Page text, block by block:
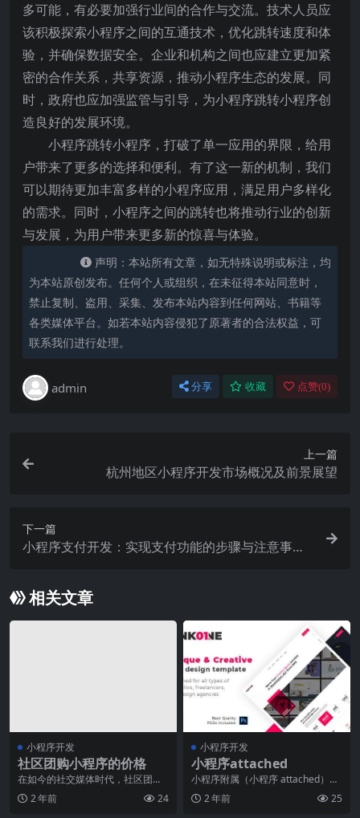
多可能，有必要加强行业间的合作与交流。技术人员应
该积极探索小程序之间的互通技术，优化跳转速度和体
验，并确保数据安全。企业和机构之间也应建立更加紧
密的合作关系，共享资源，推动小程序生态的发展。同
时，政府也应加强监管与引导，为小程序跳转小程序创
造良好的发展环境。
小程序跳转小程序，打破了单一应用的界限，给用
户带来了更多的选择和便利。有了这一新的机制，我们
可以期待更加丰富多样的小程序应用，满足用户多样化
的需求。同时，小程序之间的跳转也将推动行业的创新
与发展，为用户带来更多新的惊喜与体验。
声明：本站所有文章，如无特殊说明或标注，均
为本站原创发布。任何个人或组织，在未征得本站同意时，
禁止复制、盗用、采集、发布本站内容到任何网站、书籍等
各类媒体平台。如若本站内容侵犯了原著者的合法权益，可
联系我们进行处理。
admin 分享 收藏 点赞(0)
上一篇
杭州地区小程序开发市场概况及前景展望
下一篇
小程序支付开发：实现支付功能的步骤与注意事
相关文章
小程序开发
社区团购小程序的价格
在如今的社交媒体时代，社区团购
已经成为了一种非常流行的购物方
式。而为了方便用户的
2 年前 24
小程序开发
小程序attached
小程序附属（小程序 attached）：
开启智能应用新时代引言：随着信
息技术的快
2 年前 25